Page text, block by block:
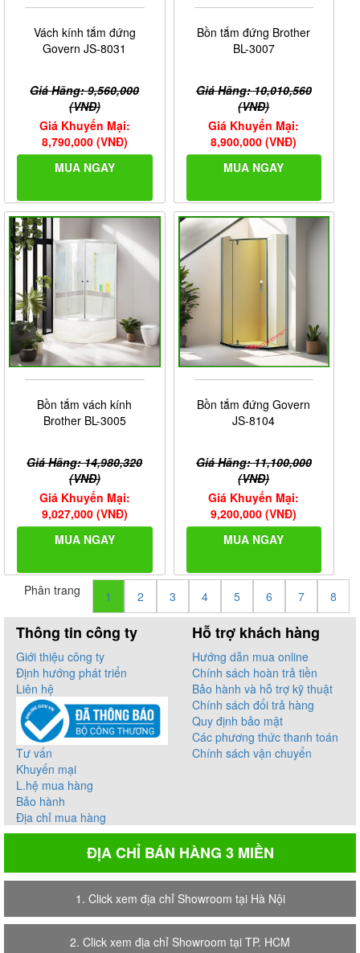
Vách kính tắm đứng
Govern JS-8031
Giá Hãng: 9,560,000
(VNĐ)
Giá Khuyến Mại:
8,790,000 (VNĐ)
MUA NGAY
Bồn tắm đứng Brother
BL-3007
Giá Hãng: 10,010,560
(VNĐ)
Giá Khuyến Mại:
8,900,000 (VNĐ)
MUA NGAY
Bồn tắm vách kính
Brother BL-3005
Giá Hãng: 14,980,320
(VNĐ)
Giá Khuyến Mại:
9,027,000 (VNĐ)
MUA NGAY
Bồn tắm đứng Govern
JS-8104
Giá Hãng: 11,100,000
(VNĐ)
Giá Khuyến Mại:
9,200,000 (VNĐ)
MUA NGAY
Phân trang 1 2 3 4 5 6 7 8
Thông tin công ty
Giới thiệu công ty
Định hướng phát triển
Liên hệ
Tư vấn
Khuyến mại
L.hệ mua hàng
Bảo hành
Địa chỉ mua hàng
Hỗ trợ khách hàng
Hướng dẫn mua online
Chính sách hoàn trả tiền
Bảo hành và hỗ trợ kỹ thuật
Chính sách đổi trả hàng
Quy định bảo mật
Các phương thức thanh toán
Chính sách vận chuyển
ĐỊA CHỈ BÁN HÀNG 3 MIỀN
1. Click xem địa chỉ Showroom tại Hà Nội
2. Click xem địa chỉ Showroom tại TP. HCM